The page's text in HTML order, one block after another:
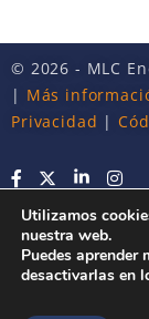
© 2026 - MLC
| Más
Privacidad |
Utilizamos
nuestra web.
Puedes aprender
desactivarlas en
This site is registered on